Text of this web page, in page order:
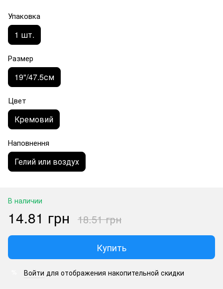
Упаковка
1 шт.
Размер
19"/47.5см
Цвет
Кремовий
Наповнення
Гелий или воздух
В наличии
14.81 грн 18.51 грн
Купить
Войти для отображения накопительной скидки